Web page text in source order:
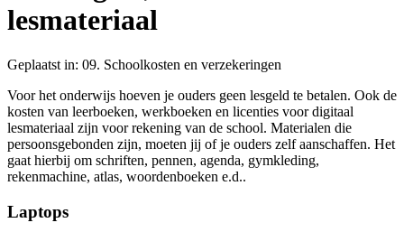
lesmateriaal
Geplaatst in: 09. Schoolkosten en verzekeringen
Voor het onderwijs hoeven je ouders geen lesgeld te betalen. Ook de
kosten van leerboeken, werkboeken en licenties voor digitaal
lesmateriaal zijn voor rekening van de school. Materialen die
persoonsgebonden zijn, moeten jij of je ouders zelf aanschaffen. Het
gaat hierbij om schriften, pennen, agenda, gymkleding,
rekenmachine, atlas, woordenboeken e.d..
Laptops